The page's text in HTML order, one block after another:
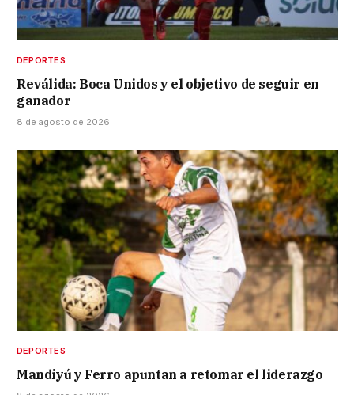
DEPORTES
Reválida: Boca Unidos y el objetivo de seguir en
ganador
8 de agosto de 2026
DEPORTES
Mandiyú y Ferro apuntan a retomar el liderazgo